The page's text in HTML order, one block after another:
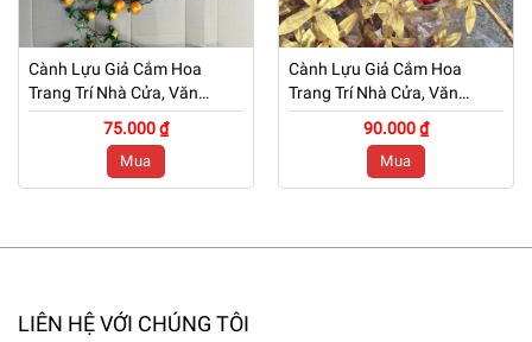
Cành Lựu Giả Cắm Hoa
Trang Trí Nhà Cửa, Văn
Phòng, Cửa Hàng – Mã: PN
75.000 ₫
Mua
Cành Lựu Giả Cắm Hoa
Trang Trí Nhà Cửa, Văn
Phòng, Cửa Hàng – Mã: PN
90.000 ₫
Mua
LIÊN HỆ VỚI CHÚNG TÔI